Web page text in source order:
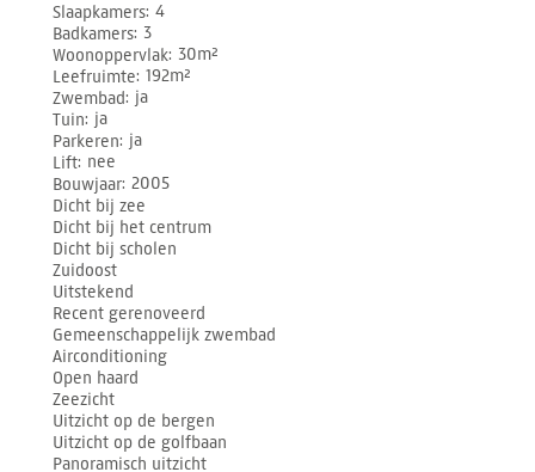
Slaapkamers 4
Badkamers 3
Woonoppervlak 30m²
Leefruimte 192m²
Zwembad ja
Tuin ja
Parkeren ja
Lift nee
Bouwjaar 2005
Dicht bij zee
Dicht bij het centrum
Dicht bij scholen
Zuidoost
Uitstekend
Recent gerenoveerd
Gemeenschappelijk zwembad
Airconditioning
Open haard
Zeezicht
Uitzicht op de bergen
Uitzicht op de golfbaan
Panoramisch uitzicht